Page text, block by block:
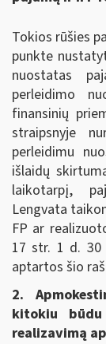
Tokios rūšies
punkte
nuostatas
perleidimo
finansinių
straipsnyje
perleidimu
išlaidų
laikotarpį,
Lengvata
FP ar
17 str. 1 d. 30
aptartos šio
2.
kitokiu
realizavimą